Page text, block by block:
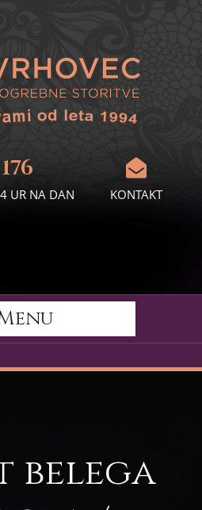
UR NA DAN KONTAKT
belega